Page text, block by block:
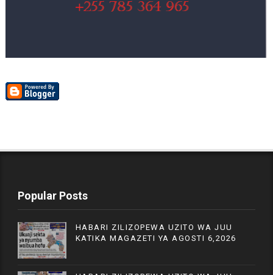
Popular Posts
HABARI ZILIZOPEWA UZITO WA JUU
KATIKA MAGAZETI YA AGOSTI 6,2026